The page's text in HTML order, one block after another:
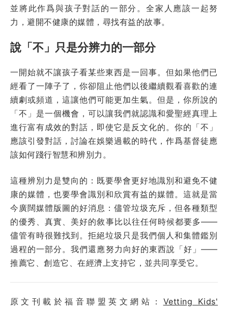
並將此作爲與孩子對話的一部分。全家人應該一起努
力，避開不健康的媒體，尋找有益的故事。
說「不」只是分辨力的一部分
一開始就不讓孩子看某些東西是一回事。但如果他們已
經看了一陣子了，你卻阻止他們以後繼續觀看喜歡的連
續劇或頻道，這讓他們可能更加生氣。但是，你所說的
「不」是一個機會，可以讓我們就認識和愛聖經真理上
進行富有成效的對話，即使它是反文化的。你的「不」
應該引發對話，討論在娛樂過載的時代，作爲基督徒應
該如何踐行智慧和辨別力。
這種辨別力是雙向的：既要學會更好地識別和避免不健
康的媒體，也要學會識別和欣賞有益的媒體。這就是當
今廣闊媒體版圖的好消息：儘管垃圾充斥，但各種類型
的優秀、真實、美好的敘事比以往任何時候都要多——
儘管有時很難找到。拒絕垃圾只是我們個人和集體鑑別
過程的一部分。我們還應努力向好的東西說「好」——
推薦它、創造它、在經濟上支持它，並共同享受它。
原文刊載於福音聯盟英文網站： Vetting Kids'